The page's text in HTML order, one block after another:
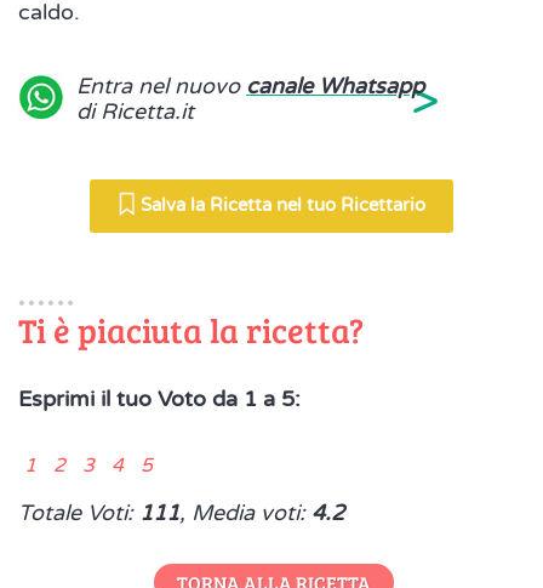
caldo.
Entra nel nuovo canale Whatsapp
di Ricetta.it
>
Salva la Ricetta nel tuo Ricettario
Ti è piaciuta la ricetta?
Esprimi il tuo Voto da 1 a 5:
1 2 3 4 5
Totale Voti: 111, Media voti: 4.2
TORNA ALLA RICETTA